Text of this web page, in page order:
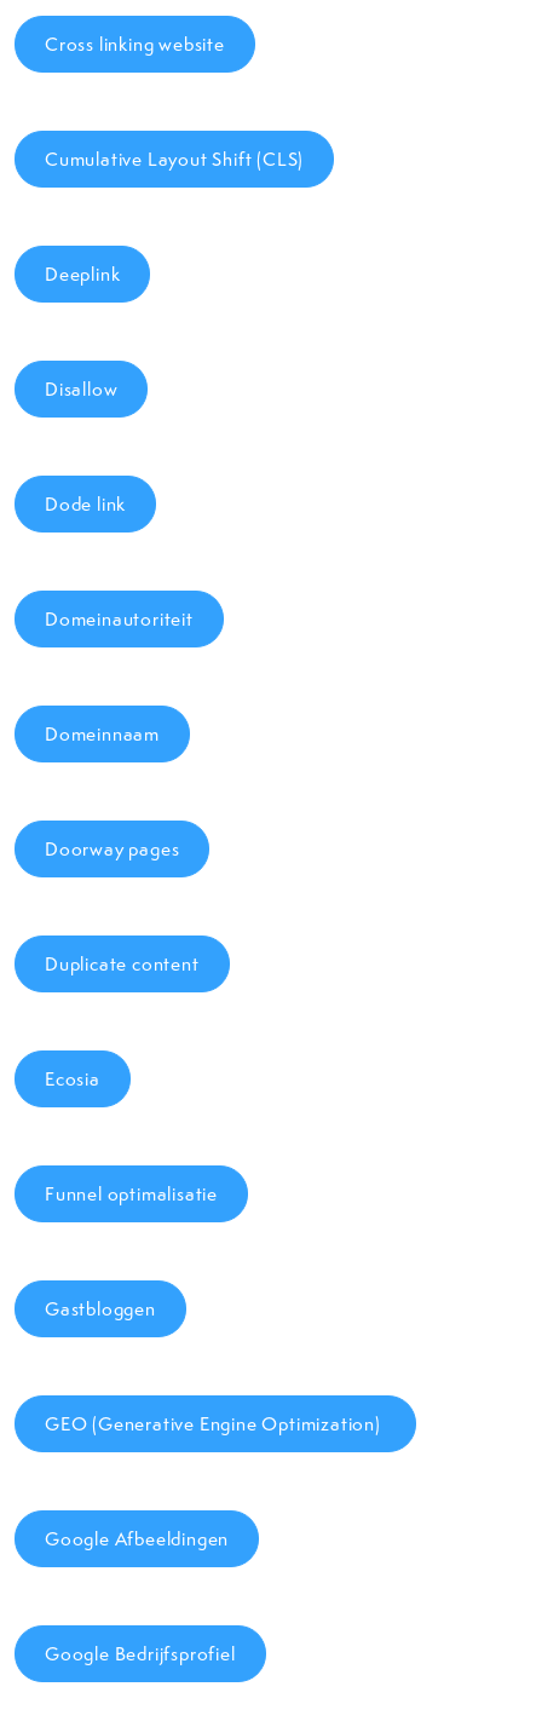
Cross linking website
Cumulative Layout Shift (CLS)
Deeplink
Disallow
Dode link
Domeinautoriteit
Domeinnaam
Doorway pages
Duplicate content
Ecosia
Funnel optimalisatie
Gastbloggen
GEO (Generative Engine Optimization)
Google Afbeeldingen
Google Bedrijfsprofiel